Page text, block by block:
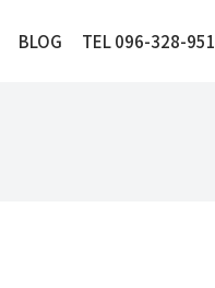
BLOG TEL 096-328-